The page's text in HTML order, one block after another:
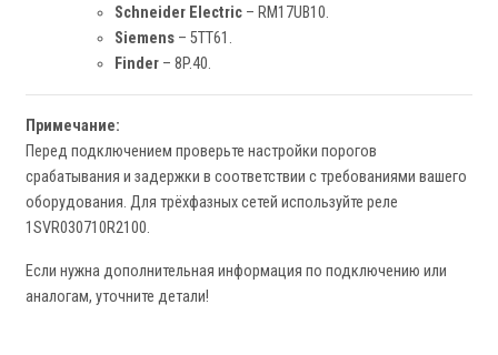
Schneider Electric – RM17UB10.
Siemens – 5TT61.
Finder – 8P.40.
Примечание:
Перед подключением проверьте настройки порогов
срабатывания и задержки в соответствии с требованиями вашего
оборудования. Для трёхфазных сетей используйте реле
1SVR030710R2100.
Если нужна дополнительная информация по подключению или
аналогам, уточните детали!